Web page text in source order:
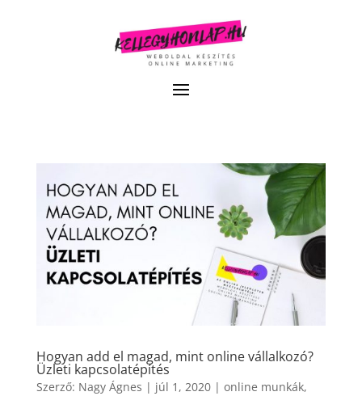
Hogyan add el magad, mint online vállalkozó?
Üzleti kapcsolatépítés
Szerző: Nagy Ágnes | júl 1, 2020| online munkák,